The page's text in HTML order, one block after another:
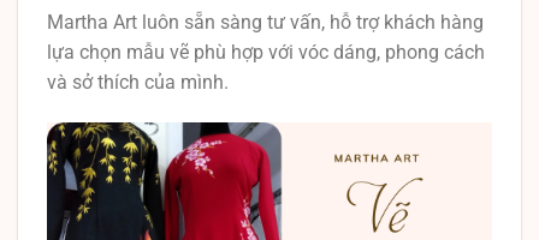
Martha Art luôn sẵn sàng tư vấn, hỗ trợ khách hàng
lựa chọn mẫu vẽ phù hợp với vóc dáng, phong cách
và sở thích của mình.